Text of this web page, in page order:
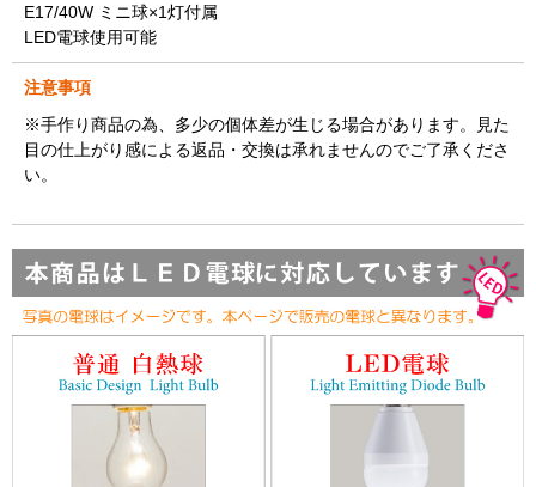
E17/40W ミニ球×1灯付属
LED電球使用可能
注意事項
※手作り商品の為、多少の個体差が生じる場合があります。見た
目の仕上がり感による返品・交換は承れませんのでご了承くださ
い。